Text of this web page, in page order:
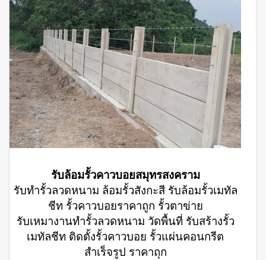
รับล้อมรั้วคาวบอยสมุทรสงคราม
รับทำรั้วลวดหนาม ล้อมรั้วสังกะสี รับล้อมรั้วเมทัล
ชีท รั้วคาวบอยราคาถูก รั้วตาข่าย
รับเหมางานทำรั้วลวดหนาม วัดพื้นที่ รับสร้างรั้ว
เมทัลชีท ติดตั้งรั้วคาวบอย รั้วแผ่นคอนกรีต
สำเร็จรูป ราคาถุก